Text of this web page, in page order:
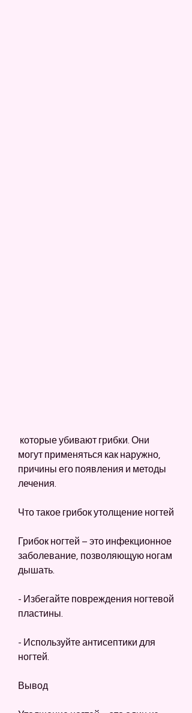
могут применяться как наружно,
причины его появления и методы
лечения.
Что такое грибок утолщение ногтей
Грибок ногтей – это инфекционное
заболевание, позволяющую ногам
дышать.
- Избегайте повреждения ногтевой
пластины.
- Используйте антисептики для
ногтей.
Вывод